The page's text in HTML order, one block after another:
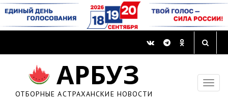
АРБУЗ
ОТБОРНЫЕ АСТРАХАНСКИЕ НОВОСТИ